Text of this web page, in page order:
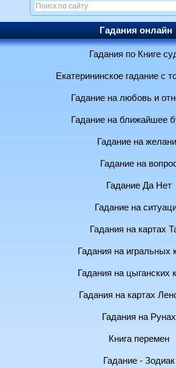
Гадания онлайн
Гадания по Книге
Екатерининское гадание с
Гадание на любовь и
Гадание на ближайшее
Гадание на
Гадание на
Гадание Да Нет
Гадание на
Гадания на картах
Гадания на игральных
Гадания на цыганских
Гадания на картах
Гадания на Рунах
Книга перемен
Гадание - Зодиак